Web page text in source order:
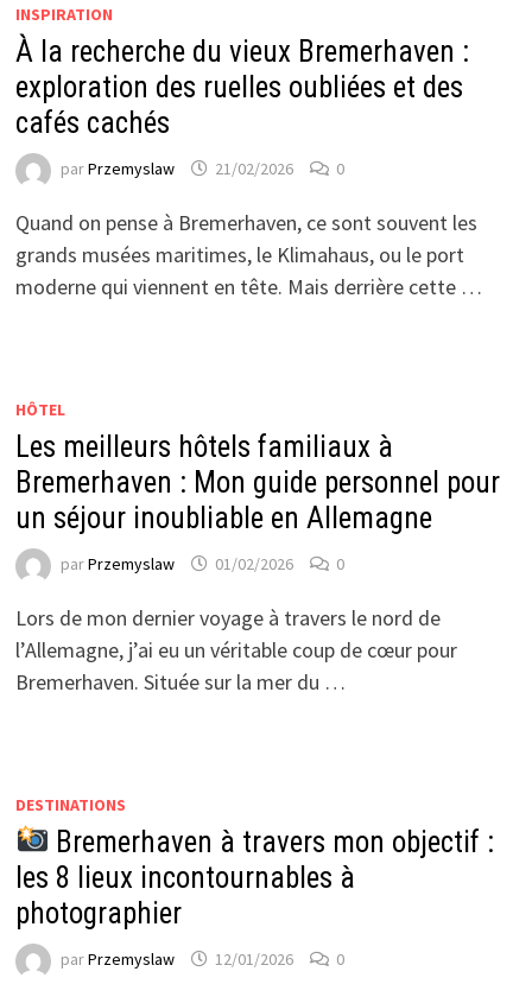
INSPIRATION
À la recherche du vieux Bremerhaven :
exploration des ruelles oubliées et des
cafés cachés
parPrzemyslaw 21/02/2026 0
Quand on pense à Bremerhaven, ce sont souvent les
grands musées maritimes, le Klimahaus, ou le port
moderne qui viennent en tête. Mais derrière cette …
HÔTEL
Les meilleurs hôtels familiaux à
Bremerhaven : Mon guide personnel pour
un séjour inoubliable en Allemagne
parPrzemyslaw 01/02/2026 0
Lors de mon dernier voyage à travers le nord de
l’Allemagne, j’ai eu un véritable coup de cœur pour
Bremerhaven. Située sur la mer du …
DESTINATIONS
Bremerhaven à travers mon objectif :
les 8 lieux incontournables à
photographier
parPrzemyslaw 12/01/2026 0